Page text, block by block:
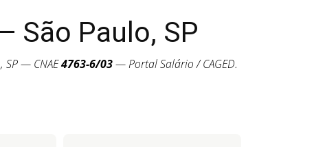
São Paulo, SP
SP — CNAE4763-6/03— Portal Salário / CAGED.